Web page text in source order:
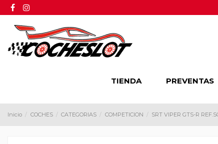
TIENDA PREVENTAS
Inicio COCHES CATEGORIAS COMPETICION SRT VIPER GTS-R